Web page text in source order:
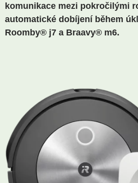
komunikace mezi pokročilými
automatické dobíjení během
Roomby® j7 a Braavy® m6.